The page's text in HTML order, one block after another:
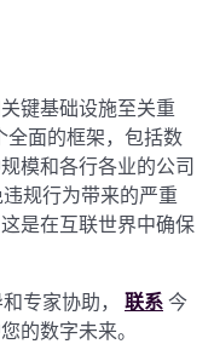
键基础设施至关重
全面的框架，包括数
模和各行各业的公司
规行为带来的严重
是在互联世界中确保
专家协助， 联系 今
的数字未来。